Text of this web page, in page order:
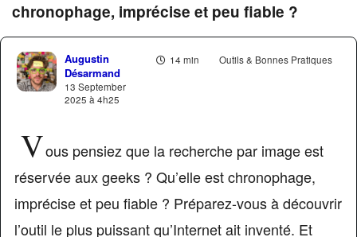
chronophage, imprécise et peu fiable ?
14 min Outils & Bonnes Pratiques
Augustin
Désarmand
13 September
2025 à 4h25
Vous pensiez que la recherche par image est
réservée aux geeks ? Qu’elle est chronophage,
imprécise et peu fiable ? Préparez-vous à découvrir
l’outil le plus puissant qu’Internet ait inventé. Et